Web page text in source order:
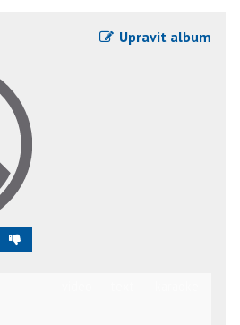
Upravit album